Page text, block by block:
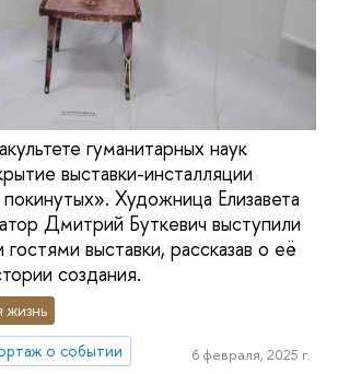
гуманитарных наук
выставки-инсталляции
Художница Елизавета
Дмитрий Буткевич выступили
выставки, рассказав о её
создания.
жизнь
о событии 6 февраля, 2025 г.